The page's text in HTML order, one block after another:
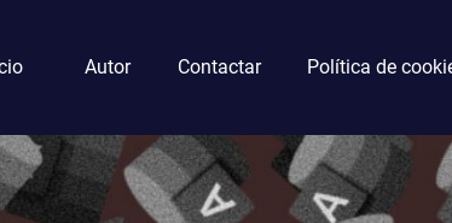
Autor Contactar Política de